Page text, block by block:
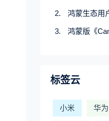
标签云
小米 华为